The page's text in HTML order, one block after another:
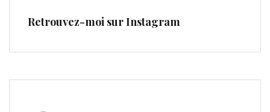
Retrouvez-moi sur Instagram